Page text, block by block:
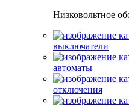
Низковольтное
выключатели
автоматы
отключения